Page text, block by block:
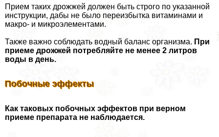
Прием таких дрожжей должен быть строго по указанной
инструкции, дабы не было переизбытка витаминами и
макро- и микроэлементами.
Также важно соблюдать водный баланс организма. При
приеме дрожжей потрeбляйте не менее 2 литров
воды в день.
Побочные эффекты
Как таковых побочных эффектов при верном
приеме препарата не наблюдается.